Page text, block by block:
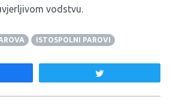
vodstvu.
ISTOSPOLNI PAROVI